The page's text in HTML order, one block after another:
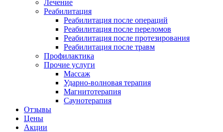
Лечение
Реабилитация
Реабилитация после операций
Реабилитация после переломов
Реабилитация после протезирования
Реабилитация после травм
Профилактика
Прочие услуги
Массаж
Ударно-волновая терапия
Магнитотерапия
Саунотерапия
Отзывы
Цены
Акции